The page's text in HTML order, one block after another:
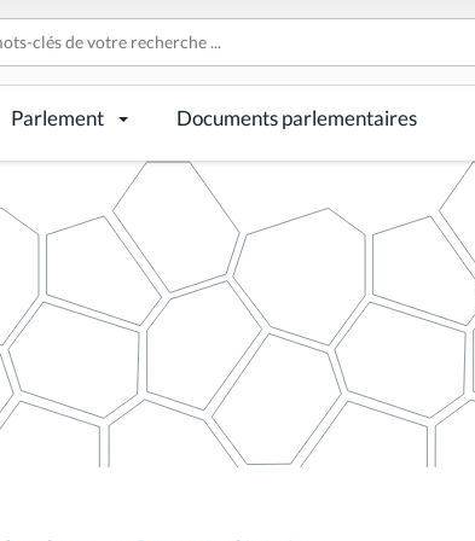
Parlement Documents parlementaires